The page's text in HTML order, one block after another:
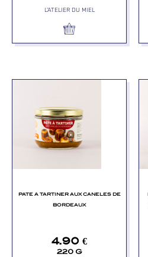
L'ATELIER DU MIEL
PATE A TARTINER AUX CANELES DE
BORDEAUX
4.90 €
220 G